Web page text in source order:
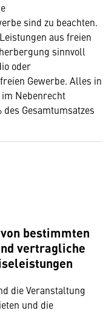
sind zu beachten.
aus freien
sinnvoll
oder
Gewerbe. Alles in
Nebenrecht
Gesamtumsatzes
bestimmten
vertragliche
die Veranstaltung
und die